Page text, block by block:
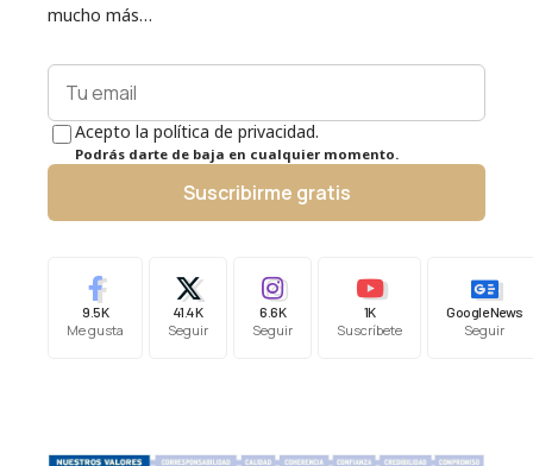
mucho más…
Acepto la política de privacidad.
Podrás darte de baja en cualquier momento.
Suscribirme gratis
9.5K
Me gusta
41.4K
Seguir
6.6K
Seguir
1K
Suscríbete
Google News
Seguir